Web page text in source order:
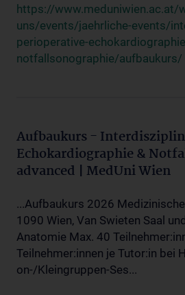
https://www.meduniwien.ac.at/
uns/events/jaehrliche-events/
perioperative-
notfallsonographie/aufbaukurs/
Aufbaukurs -
Echokardiographie &
advanced | MedUni Wien
...Aufbaukurs 2026
1090 Wien, Van Swieten Saal
Anatomie Max. 40
Teilnehmer:innen je Tutor:in bei
on-/Kleingruppen-Ses...